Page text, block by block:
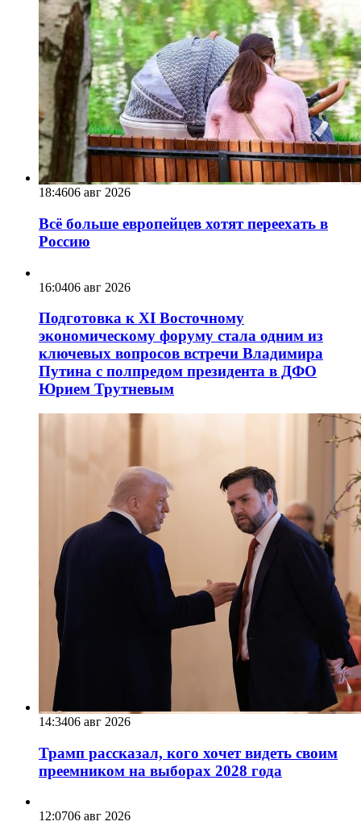
18:4606 авг 2026
Всё больше европейцев хотят переехать в
Россию
16:0406 авг 2026
Подготовка к XI Восточному
экономическому форуму стала одним из
ключевых вопросов встречи Владимира
Путина с полпредом президента в ДФО
Юрием Трутневым
14:3406 авг 2026
Трамп рассказал, кого хочет видеть своим
преемником на выборах 2028 года
12:0706 авг 2026